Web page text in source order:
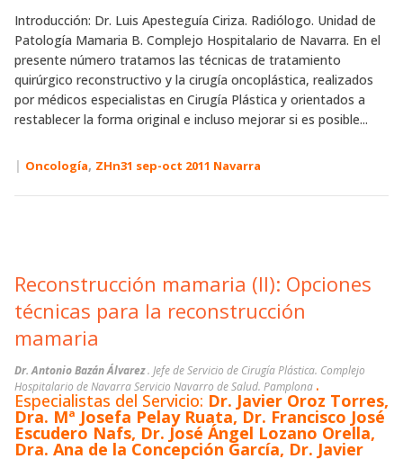
Introducción: Dr. Luis Apesteguía Ciriza. Radiólogo. Unidad de
Patología Mamaria B. Complejo Hospitalario de Navarra. En el
presente número tratamos las técnicas de tratamiento
quirúrgico reconstructivo y la cirugía oncoplástica, realizados
por médicos especialistas en Cirugía Plástica y orientados a
restablecer la forma original e incluso mejorar si es posible...
| Oncología, ZHn31 sep-oct 2011 Navarra
Reconstrucción mamaria (II): Opciones
técnicas para la reconstrucción
mamaria
Dr. Antonio Bazán Álvarez. Jefe de Servicio de Cirugía Plástica. Complejo
Hospitalario de Navarra Servicio Navarro de Salud. Pamplona .
Especialistas del Servicio: Dr. Javier Oroz Torres,
Dra. Mª Josefa Pelay Ruata, Dr. Francisco José
Escudero Nafs, Dr. José Ángel Lozano Orella,
Dra. Ana de la Concepción García, Dr. Javier